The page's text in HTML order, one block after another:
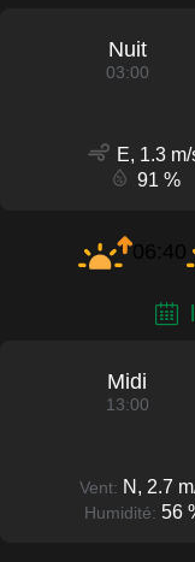
Nuit
03:00
E, 1.3
91 %
06:40
Midi
13:00
Vent: N, 2.7
Humidité: 56